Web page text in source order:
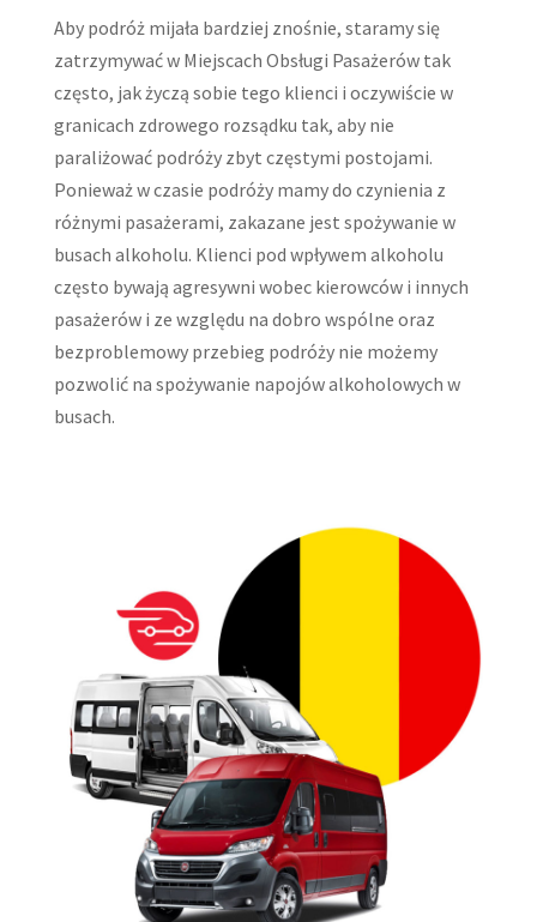
Aby podróż mijała bardziej znośnie, staramy się
zatrzymywać w Miejscach Obsługi Pasażerów tak
często, jak życzą sobie tego klienci i oczywiście w
granicach zdrowego rozsądku tak, aby nie
paraliżować podróży zbyt częstymi postojami.
Ponieważ w czasie podróży mamy do czynienia z
różnymi pasażerami, zakazane jest spożywanie w
busach alkoholu. Klienci pod wpływem alkoholu
często bywają agresywni wobec kierowców i innych
pasażerów i ze względu na dobro wspólne oraz
bezproblemowy przebieg podróży nie możemy
pozwolić na spożywanie napojów alkoholowych w
busach.